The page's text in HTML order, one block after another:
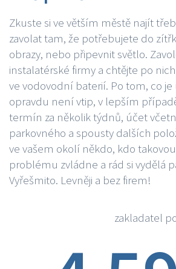
Zkuste si ve větším městě najít
zavolat tam, že potřebujete do
obrazy, nebo připevnit světlo.
instalatérské firmy a chtějte po
ve vodovodní baterií. Po tom, co je
opravdu není vtip, v lepším
termín za několik týdnů, účet
parkovného a spousty dalších
ve vašem okolí někdo, kdo
problému zvládne a rád si vydělá
Vyřešmito. Levněji a bez firem!
zakladatel